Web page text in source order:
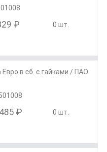
₽ 0 шт.
в сб. с гайками / ПАО
₽ 0 шт.